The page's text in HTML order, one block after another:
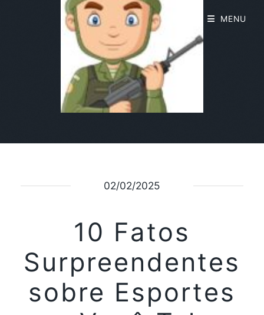
02/02/2025
10 Fatos
Surpreendentes
sobre Esportes
MENU